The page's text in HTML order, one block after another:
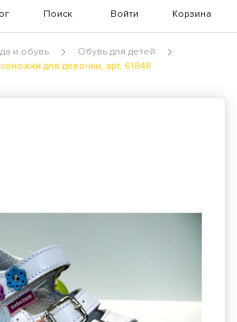
Поиск Войти Корзина
и обувь
Обувь для детей
для девочки, арт. 61848